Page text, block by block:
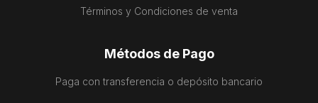
Términos y Condiciones de venta
Métodos de Pago
Paga con transferencia o depósito bancario